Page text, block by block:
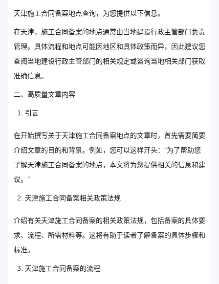
天津施工合同备案地点查询，为您提供以下信息。
在天津，施工合同备案的地点通常由当地建设行政主管部门负责
管理。具体流程和地点可能因地区和具体政策而异，因此建议您
查阅当地建设行政主管部门的相关规定或咨询当地相关部门获取
准确信息。
二、高质量文章内容
引言
在开始撰写关于天津施工合同备案地点的文章时，首先需要简要
介绍文章的目的和背景。例如，您可以这样开头：“为了帮助您
了解天津施工合同备案的地点，本文将为您提供相关的信息和建
议。”
天津施工合同备案相关政策法规
介绍有关天津施工合同备案的相关政策法规，包括备案的具体要
求、流程、所需材料等。这将有助于读者了解备案的具体步骤和
标准。
天津施工合同备案的流程